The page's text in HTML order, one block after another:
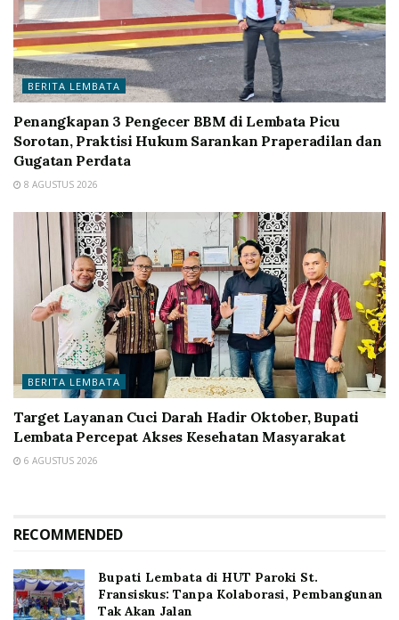
BERITA LEMBATA
Penangkapan 3 Pengecer BBM di Lembata Picu
Sorotan, Praktisi Hukum Sarankan Praperadilan dan
Gugatan Perdata
8 AGUSTUS 2026
BERITA LEMBATA
Target Layanan Cuci Darah Hadir Oktober, Bupati
Lembata Percepat Akses Kesehatan Masyarakat
6 AGUSTUS 2026
RECOMMENDED
Bupati Lembata di HUT Paroki St.
Fransiskus: Tanpa Kolaborasi, Pembangunan
Tak Akan Jalan